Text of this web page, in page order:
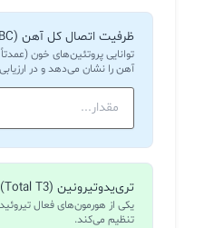
ظرفیت اتصال کل آهن (TIBC)
توانایی پروتئین‌های خون
آهن را نشان می‌دهد و در
تری‌یدوتیرونین (Total T3)
یکی از هورمون‌های فعال
تنظیم می‌کند.